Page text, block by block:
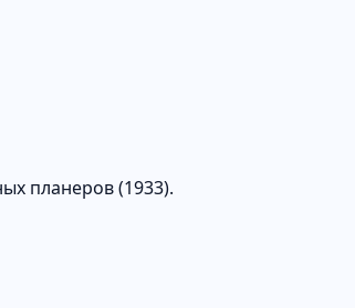
планеров (1933).